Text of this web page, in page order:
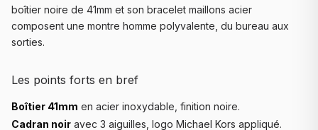
boîtier noire de 41mm et son bracelet maillons acier
composent une montre homme polyvalente, du bureau aux
sorties.
Les points forts en bref
Boîtier 41mm en acier inoxydable, finition noire.
Cadran noir avec 3 aiguilles, logo Michael Kors appliqué.